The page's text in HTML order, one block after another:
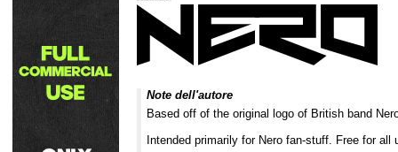
Note dell'autore
Based off of the original logo of British band
Intended primarily for Nero fan-stuff. Free for all